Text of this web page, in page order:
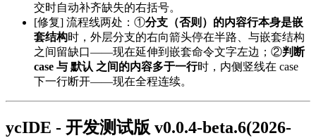
交时自动补齐缺失的右括号。
[修复] 流程线两处：①分支（否则）的内容行本身是嵌
套结构时，外层分支的右向箭头停在半路、与嵌套结构
之间留缺口——现在延伸到嵌套命令文字左边；②判断
case 与 默认 之间的内容多于一行时，内侧竖线在 case
下一行断开——现在全程连续。
ycIDE - 开发测试版 v0.0.4-beta.6(2026-